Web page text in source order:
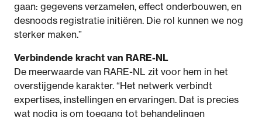
gaan: gegevens verzamelen, effect onderbouwen, en
desnoods registratie initiëren. Die rol kunnen we nog
sterker maken.”
Verbindende kracht van RARE-NL
De meerwaarde van RARE-NL zit voor hem in het
overstijgende karakter. “Het netwerk verbindt
expertises, instellingen en ervaringen. Dat is precies
wat nodig is om toegang tot behandelingen